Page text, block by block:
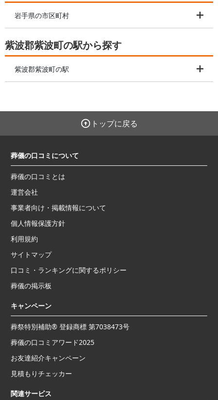
岩手県の市区町村
紫波郡紫波町の駅から探す
紫波郡紫波町の駅
トップに戻る
葬儀の口コミについて
葬儀の口コミとは
運営会社
事業者向け・掲載情報について
個人情報保護方針
利用規約
サイトマップ
口コミ・ランキングに関するポリシー
葬儀の掲示板
キャンペーン
葬祭特別補助® 登録商標 第7038473号
葬儀の口コミアワード2025
お友達紹介キャンペーン
見積もりチェッカー
関連サービス